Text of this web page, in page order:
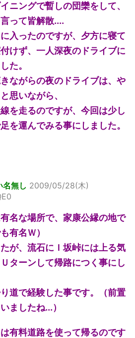
ニングで暫しの団欒をして、
って皆解散....
入ったのですが、夕方に寝て
けず、一人深夜のドライブに
た。
ながらの夜のドライブは、や
思いながら、
を走るのですが、今回は少し
を運んでみる事にしました。
名無し 2009/05/28(木)
名な場所で、家康公縁の地で
有名Ｗ）
が、流石にＩ坂峠には上る気
ターンして帰路につく事にし
道で経験した事です。（前置
ましたね...）
有料道路を使って帰るのです